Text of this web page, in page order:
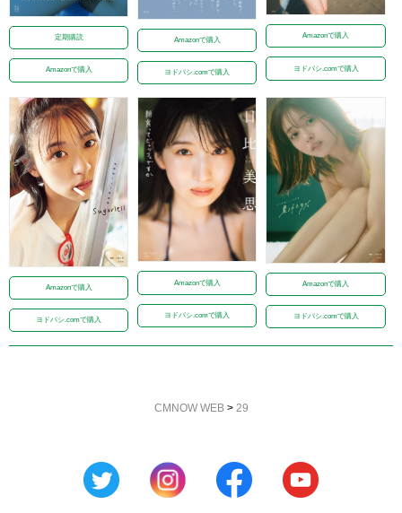
定期購読
Amazonで購入
Amazonで購入
ヨドバシ.comで購入
Amazonで購入
ヨドバシ.comで購入
Amazonで購入
ヨドバシ.comで購入
Amazonで購入
ヨドバシ.comで購入
Amazonで購入
ヨドバシ.comで購入
CMNOW WEB> 29